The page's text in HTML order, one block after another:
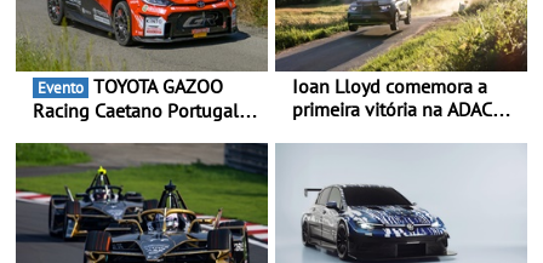
Evento
Racing Caetano Portugal
Rali da Madeira, com Pedro
Almeida e Kris Meeke
Ioan Lloyd comemora a
primeira vitória na ADAC
mulher a subir ao pódio na
Rally Cup